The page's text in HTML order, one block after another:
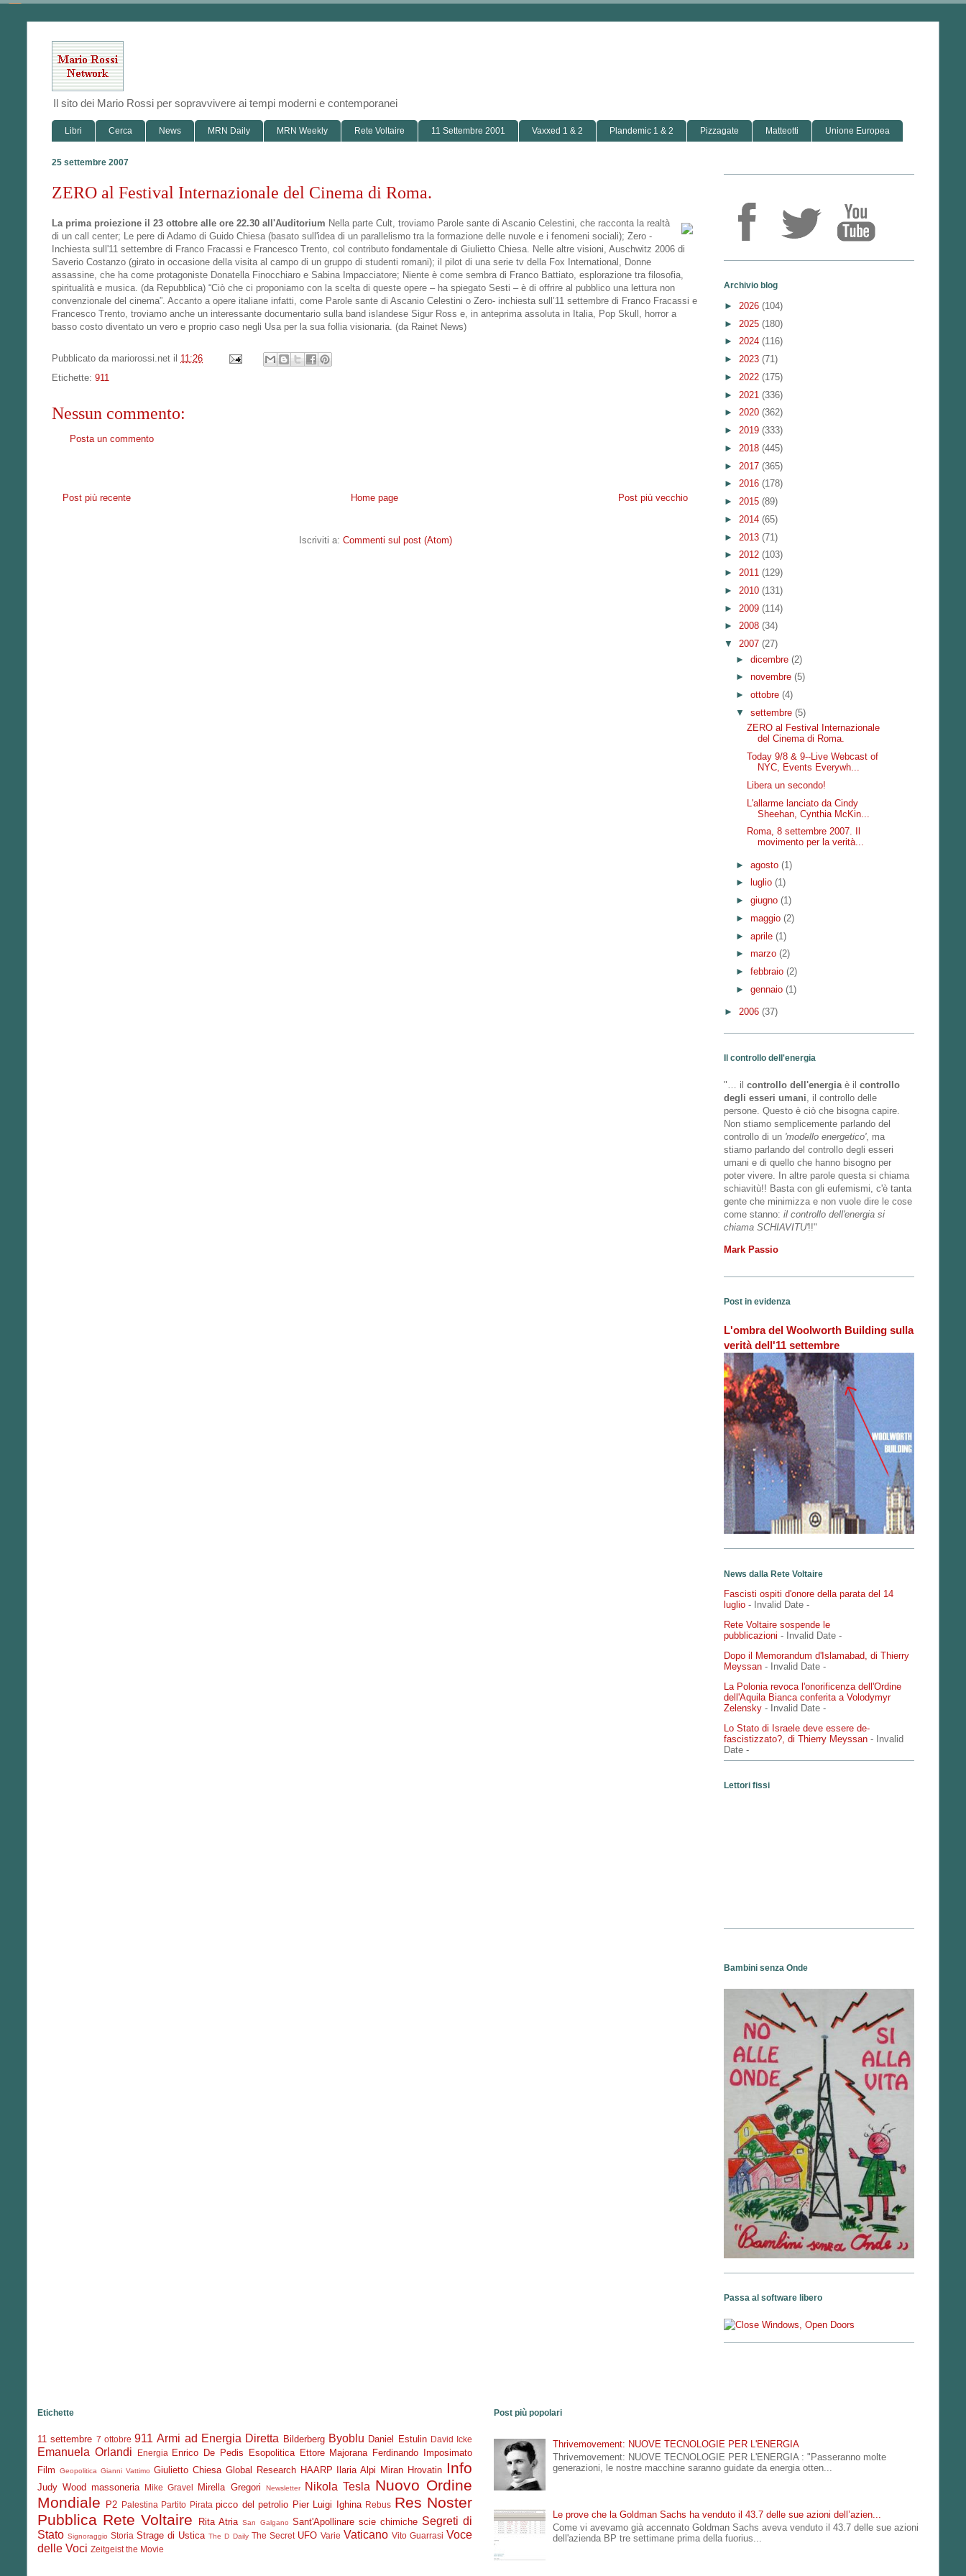
Il sito dei Mario Rossi per sopravvivere ai tempi moderni e contemporanei
Libri Cerca News MRN Daily MRN Weekly Rete Voltaire 11 Settembre 2001 Vaxxed 1 & 2 Plandemic 1 & 2 Pizzagate Matteotti Unione Europea
25 settembre 2007
ZERO al Festival Internazionale del Cinema di Roma.
La prima proiezione il 23 ottobre alle ore 22.30 all'Auditorium Nella parte Cult, troviamo Parole sante di Ascanio Celestini, che racconta la realtà
di un call center; Le pere di Adamo di Guido Chiesa (basato sull'idea di un parallelismo tra la formazione delle nuvole e i fenomeni sociali); Zero -
Inchiesta sull'11 settembre di Franco Fracassi e Francesco Trento, col contributo fondamentale di Giulietto Chiesa. Nelle altre visioni, Auschwitz 2006 di
Saverio Costanzo (girato in occasione della visita al campo di un gruppo di studenti romani); il pilot di una serie tv della Fox International, Donne
assassine, che ha come protagoniste Donatella Finocchiaro e Sabina Impacciatore; Niente è come sembra di Franco Battiato, esplorazione tra filosofia,
spiritualità e musica. (da Repubblica) “Ciò che ci proponiamo con la scelta di queste opere – ha spiegato Sesti – è di offrire al pubblico una lettura non
convenzionale del cinema”. Accanto a opere italiane infatti, come Parole sante di Ascanio Celestini o Zero- inchiesta sull’11 settembre di Franco Fracassi e
Francesco Trento, troviamo anche un interessante documentario sulla band islandese Sigur Ross e, in anteprima assoluta in Italia, Pop Skull, horror a
basso costo diventato un vero e proprio caso negli Usa per la sua follia visionaria. (da Rainet News)
Pubblicato da mariorossi.net il 11:26
Etichette: 911
Nessun commento:
Posta un commento
Post più recente Post più vecchio
Home page
Iscriviti a: Commenti sul post (Atom)
Archivio blog
► 2026 (104)
► 2025 (180)
► 2024 (116)
► 2023 (71)
► 2022 (175)
► 2021 (336)
► 2020 (362)
► 2019 (333)
► 2018 (445)
► 2017 (365)
► 2016 (178)
► 2015 (89)
► 2014 (65)
► 2013 (71)
► 2012 (103)
► 2011 (129)
► 2010 (131)
► 2009 (114)
► 2008 (34)
▼ 2007 (27)
► dicembre (2)
► novembre (5)
► ottobre (4)
▼ settembre (5)
ZERO al Festival Internazionale
del Cinema di Roma.
Today 9/8 & 9--Live Webcast of
NYC, Events Everywh...
Libera un secondo!
L'allarme lanciato da Cindy
Sheehan, Cynthia McKin...
Roma, 8 settembre 2007. Il
movimento per la verità...
► agosto (1)
►
luglio (1)
► giugno (1)
► maggio (2)
► aprile (1)
► marzo (2)
► febbraio (2)
► gennaio (1)
► 2006 (37)
Il controllo dell'energia
"… il controllo dell'energia è il controllo
degli esseri umani , il controllo delle
persone. Questo è ciò che bisogna capire.
Non stiamo semplicemente parlando del
controllo di un 'modello energetico', ma
stiamo parlando del controllo degli esseri
umani e di quello che hanno bisogno per
poter vivere. In altre parole questa si chiama
schiavitù!! Basta con gli eufemismi, c'è tanta
gente che minimizza e non vuole dire le cose
come stanno: il controllo dell'energia si
chiama SCHIAVITU'!!"
Mark Passio
Post in evidenza
L'ombra del Woolworth Building sulla
verità dell'11 settembre
News dalla Rete Voltaire
Fascisti ospiti d'onore della parata del 14
luglio - Invalid Date -
Rete Voltaire sospende le
pubblicazioni - Invalid Date -
Dopo il Memorandum d'Islamabad, di Thierry
Meyssan - Invalid Date -
La Polonia revoca l'onorificenza dell'Ordine
dell'Aquila Bianca conferita a Volodymyr
Zelensky - Invalid Date -
Lo Stato di Israele deve essere de-
fascistizzato?, di Thierry Meyssan - Invalid
Date -
Lettori fissi
Bambini senza Onde
Passa al software libero
Etichette
11 settembre 7 ottobre 911 Armi ad Energia Diretta Bilderberg Byoblu Daniel Estulin David Icke
Emanuela Orlandi Energia Enrico De Pedis Esopolitica Ettore Majorana Ferdinando Imposimato
Film
Geopolitica Gianni Vattimo Giulietto Chiesa Global Research HAARP Ilaria Alpi Miran Hrovatin Info
Judy Wood massoneria Mike Gravel Mirella Gregori Newsletter Nikola Tesla Nuovo Ordine
Mondiale
P2 Palestina Partito Pirata picco del petrolio Pier Luigi Ighina Rebus Res Noster
Pubblica Rete Voltaire Rita Atria San Galgano Sant'Apollinare scie chimiche Segreti di
Stato Signoraggio Storia Strage di Ustica The D Daily The Secret UFO Varie Vaticano Vito Guarrasi Voce
delle Voci Zeitgeist the Movie
Post più popolari
Thrivemovement: NUOVE TECNOLOGIE PER L'ENERGIA
Thrivemovement: NUOVE TECNOLOGIE PER L'ENERGIA : "Passeranno molte
generazioni, le nostre macchine saranno guidate da energia otten...
Le prove che la Goldman Sachs ha venduto il 43.7 delle sue azioni dell’azien...
Come vi avevamo già accennato Goldman Sachs aveva venduto il 43.7 delle sue azioni
dell'azienda BP tre settimane prima della fuorius...